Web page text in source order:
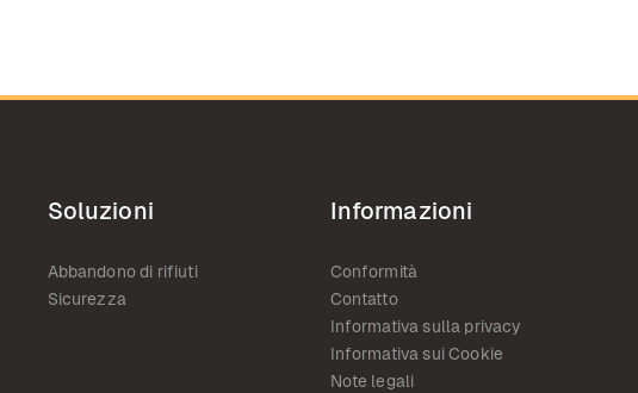
Soluzioni
Abbandono di rifiuti
Sicurezza
Informazioni
Conformità
Contatto
Informativa sulla privacy
Informativa sui Cookie
Note legali